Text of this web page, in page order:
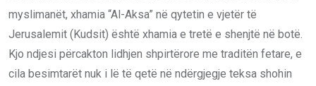
myslimanët, xhamia “Al-Aksa” në qytetin e vjetër të
Jerusalemit (Kudsit) është xhamia e tretë e shenjtë në botë.
Kjo ndjesi përcakton lidhjen shpirtërore me traditën fetare, e
cila besimtarët nuk i lë të qetë në ndërgjegje teksa shohin